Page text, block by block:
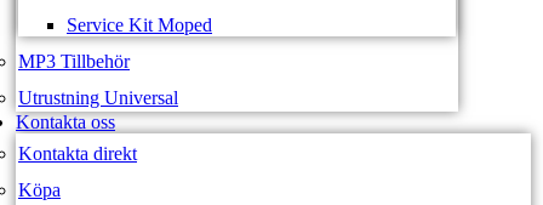
Service Kit Moped
MP3 Tillbehör
Utrustning Universal
Kontakta oss
Kontakta direkt
Köpa